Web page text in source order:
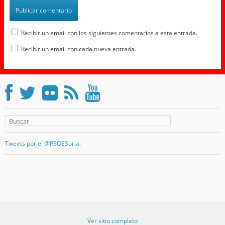
Recibir un email con los siguientes comentarios a esta entrada.
Recibir un email con cada nueva entrada.
Tweets por el @PSOESoria.
Ver sitio completo